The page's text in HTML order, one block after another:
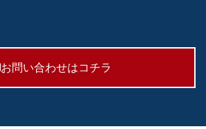
お問い合わせはコチラ